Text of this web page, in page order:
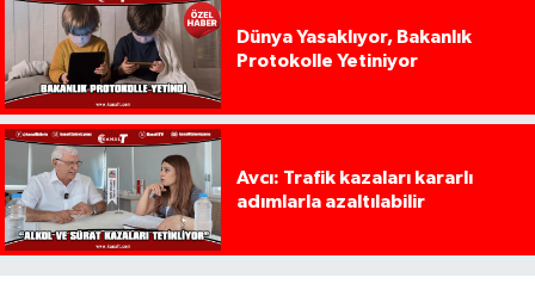
Dünya Yasaklıyor, Bakanlık
Protokolle Yetiniyor
Avcı: Trafik kazaları kararlı
adımlarla azaltılabilir